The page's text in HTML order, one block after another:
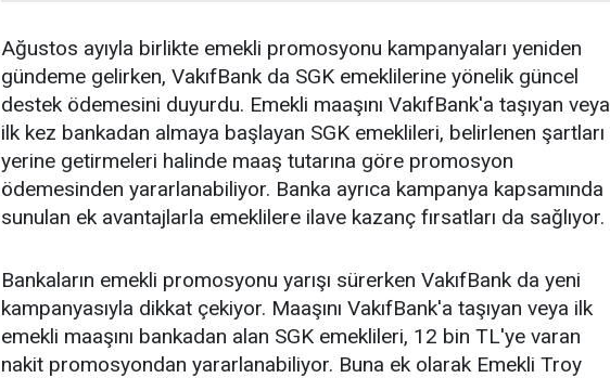
Ağustos ayıyla birlikte emekli promosyonu kampanyaları yeniden
gündeme gelirken, VakıfBank da SGK emeklilerine yönelik güncel
destek ödemesini duyurdu. Emekli maaşını VakıfBank'a taşıyan veya
ilk kez bankadan almaya başlayan SGK emeklileri, belirlenen şartları
yerine getirmeleri halinde maaş tutarına göre promosyon
ödemesinden yararlanabiliyor. Banka ayrıca kampanya kapsamında
sunulan ek avantajlarla emeklilere ilave kazanç fırsatları da sağlıyor.
Bankaların emekli promosyonu yarışı sürerken VakıfBank da yeni
kampanyasıyla dikkat çekiyor. Maaşını VakıfBank'a taşıyan veya ilk
emekli maaşını bankadan alan SGK emeklileri, 12 bin TL'ye varan
nakit promosyondan yararlanabiliyor. Buna ek olarak Emekli Troy